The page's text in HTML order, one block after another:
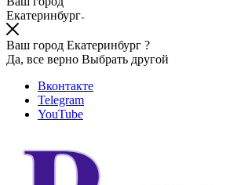
Екатеринбург
Ваш город Екатеринбург ?
Да, все верно Выбрать другой
Вконтакте
Telegram
YouTube